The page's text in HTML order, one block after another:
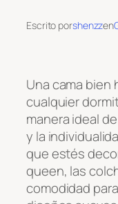
Escrito porshenzzen
Una cama bien
cualquier
manera ideal
y la
que estés
queen, las
comodidad